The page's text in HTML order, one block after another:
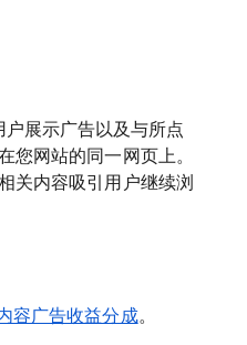
展示广告以及与所点
您网站的同一网页上。
关内容吸引用户继续浏
容广告收益分成。